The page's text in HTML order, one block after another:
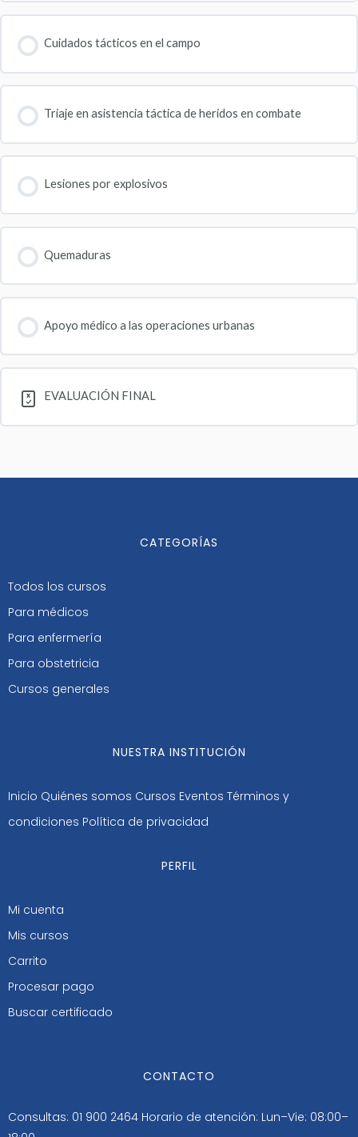
Cuidados tácticos en el campo
Triaje en asistencia táctica de heridos en combate
Lesiones por explosivos
Quemaduras
Apoyo médico a las operaciones urbanas
EVALUACIÓN FINAL
CATEGORÍAS
Todos los cursos
Para médicos
Para enfermería
Para obstetricia
Cursos generales
NUESTRA INSTITUCIÓN
Inicio Quiénes somos Cursos Eventos Términos y
condiciones Política de privacidad
PERFIL
Mi cuenta
Mis cursos
Carrito
Procesar pago
Buscar certificado
CONTACTO
Consultas: 01 900 2464 Horario de atención: Lun–Vie: 08:00–